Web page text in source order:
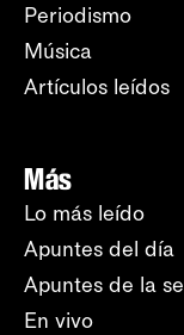
Periodismo
Música
Artículos leídos
Más
Lo más leído
Apuntes del día
Apuntes de la
En vivo